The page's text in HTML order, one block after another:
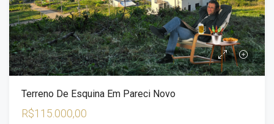
Terreno De Esquina Em Pareci Novo
R$115.000,00